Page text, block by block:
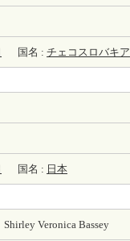
国名 : チェコスロバキア
国名 : 日本
Shirley Veronica Bassey